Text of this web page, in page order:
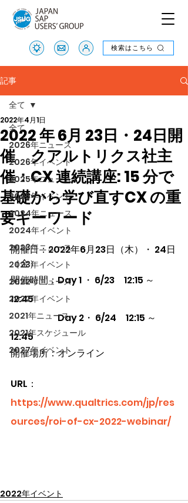
検索はこちら
検索はこちら
記事
全て
2026年ニュース
2026年イベント
2025年ニュース
2025年イベント
2024年ニュース
2024年イベント
2023年ニュース
2023年イベント
2022年ニュース
2022年イベント
2021年ニュース
2021年スケジュール
2027年イベント
全て
2022 年 6月 23日・24日開
催 クアルトリクス社主
催：CX 連続講座: 15 分で
基礎から学び直すCX の重
要キーワード
2022年4月1日
開催日：2022年6月23日（木）・ 24日
（金）
開催時間：Day 1 ・ 6/23　12:15 ～
12:45
Day 2・ 6/24　12:15 ～
12:45
開催場所：オンライン
URL：
https://www.qualtrics.com/jp/res
ources/roi-of-cx-2022-webinar/
2022年イベント